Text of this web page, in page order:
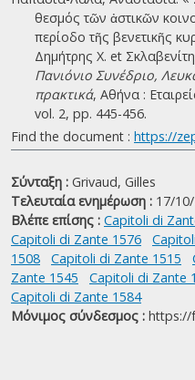
θεσµός τῶν ἀστικῶν
περίοδο τῆς βενετικῆς
Δημήτρης Χ. et
Πανιόνιο Συνέδριο,
πρακτικά, Αθήνα :
vol. 2, pp. 445-456.
Find the document : https://
Σύνταξη : Grivaud, Gilles
Τελευταία ενημέρωση : 17/
Βλέπε επίσης : Capitoli di
Capitoli di Zante 1576
1508
Capitoli di Zante 1515
Zante 1545
Capitoli di Zante
Capitoli di Zante 1584
Μόνιμος σύνδεσμος : https://